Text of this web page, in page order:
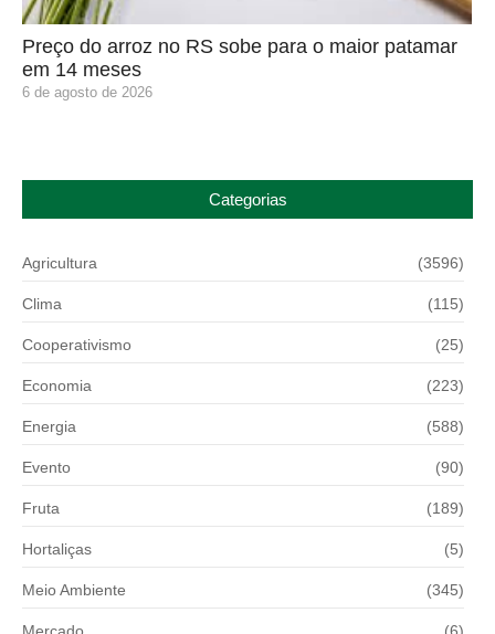
Preço do arroz no RS sobe para o maior patamar
em 14 meses
6 de agosto de 2026
Categorias
Agricultura (3596)
Clima (115)
Cooperativismo (25)
Economia (223)
Energia (588)
Evento (90)
Fruta (189)
Hortaliças (5)
Meio Ambiente (345)